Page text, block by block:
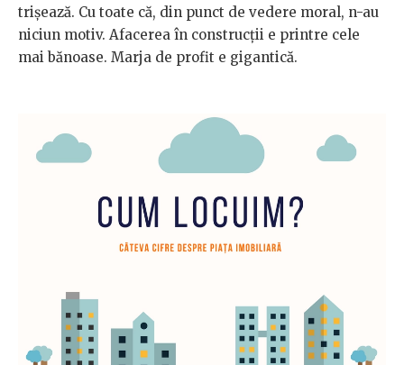
trișează. Cu toate că, din punct de vedere moral, n-au
niciun motiv. Afacerea în construcții e printre cele
mai bănoase. Marja de profit e gigantică.